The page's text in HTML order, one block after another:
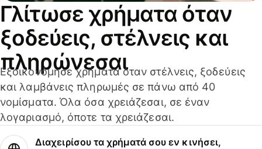
Γλίτωσε χρήματα όταν
ξοδεύεις, στέλνεις και
πληρώνεσαι
Εξοικονόμησε χρήματα όταν στέλνεις, ξοδεύεις
και λαμβάνεις πληρωμές σε πάνω από 40
νομίσματα. Όλα όσα χρειάζεσαι, σε έναν
λογαριασμό, όποτε τα χρειάζεσαι.
Διαχειρίσου τα χρήματά σου εν κινήσει,